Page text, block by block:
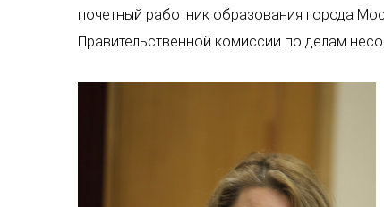
почетный работник образования города
Правительственной комиссии по делам